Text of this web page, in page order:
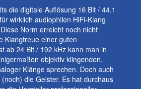
die digitale Auflösung 16 Bit / 44.1
wirklich audiophilen HiFi-Klang
Norm erreicht noch nicht
Klangtreue einer guten
ab 24 Bit / 192 kHz kann man in
objektiv klingenden,
Klänge sprechen. Doch auch
die Geister. Es hat durchaus